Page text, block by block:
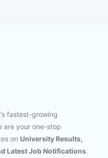
fastest-growing
are your one-stop
on University Results,
Latest Job Notifications.